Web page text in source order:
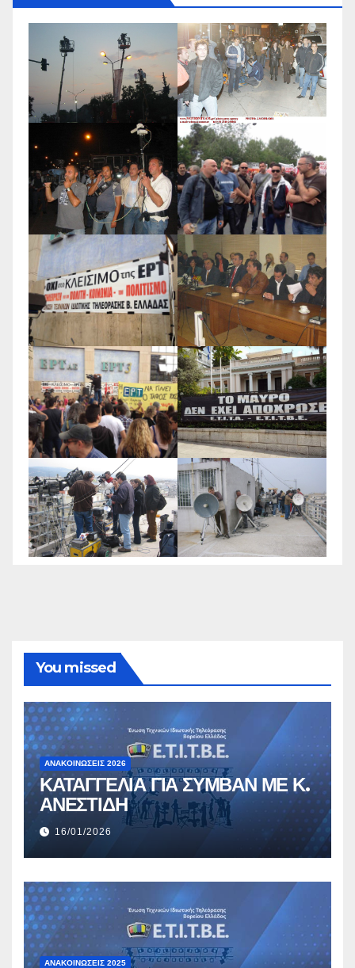
You missed
ΑΝΑΚΟΙΝΏΣΕΙΣ 2026
ΚΑΤΑΓΓΕΛΙΑ ΓΙΑ ΣΥΜΒΑΝ ΜΕ Κ.
ΑΝΕΣΤΙΔΗ
16/01/2026
ΑΝΑΚΟΙΝΏΣΕΙΣ 2025